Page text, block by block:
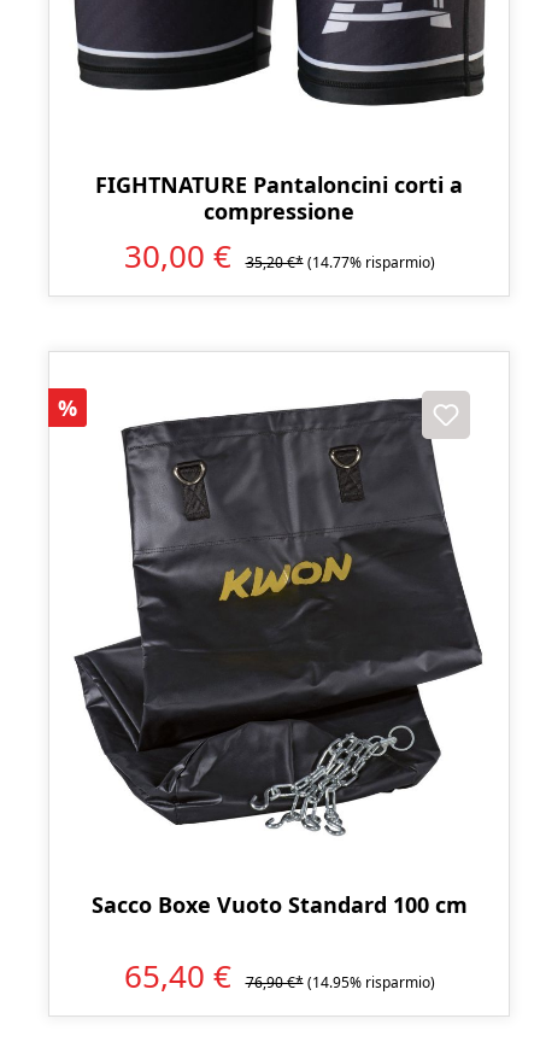
FIGHTNATURE Pantaloncini corti a
compressione
30,00 € 35,20 €* (14.77% risparmio)
Sconto
%
Sacco Boxe Vuoto Standard 100 cm
65,40 € 76,90 €* (14.95% risparmio)